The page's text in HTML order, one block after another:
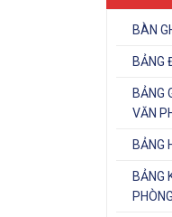
BÀN
BẢNG
BẢNG
VĂN
BẢNG
BẢNG
PHÒNG